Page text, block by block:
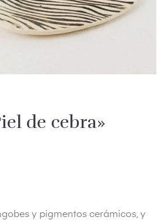
de cebra»
y pigmentos cerámicos, y